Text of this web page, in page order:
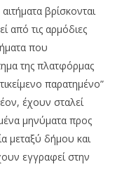
βρίσκονται
από τις αρμόδιες
που
της πλατφόρμας
παρατημένο”
έχουν σταλεί
μηνύματα προς
μεταξύ δήμου και
εγγραφεί στην